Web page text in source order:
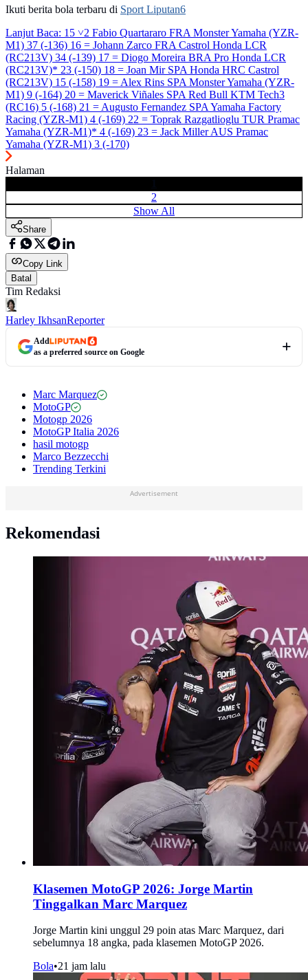
Ikuti berita bola terbaru di Sport Liputan6
Lanjut Baca: 15 ˅2 Fabio Quartararo FRA Monster Yamaha (YZR-
M1) 37 (-136) 16 = Johann Zarco FRA Castrol Honda LCR
(RC213V) 34 (-139) 17 = Diogo Moreira BRA Pro Honda LCR
(RC213V)* 23 (-150) 18 = Joan Mir SPA Honda HRC Castrol
(RC213V) 15 (-158) 19 = Alex Rins SPA Monster Yamaha (YZR-
M1) 9 (-164) 20 = Maverick Viñales SPA Red Bull KTM Tech3
(RC16) 5 (-168) 21 = Augusto Fernandez SPA Yamaha Factory
Racing (YZR-M1) 4 (-169) 22 = Toprak Razgatlioglu TUR Pramac
Yamaha (YZR-M1)* 4 (-169) 23 = Jack Miller AUS Pramac
Yamaha (YZR-M1) 3 (-170)
Halaman
2
Show All
Share
Copy Link
Batal
Tim Redaksi
Harley IkhsanReporter
Add
as a preferred source on Google
Marc Marquez
MotoGP
Motogp 2026
MotoGP Italia 2026
hasil motogp
Marco Bezzecchi
Trending Terkini
Advertisement
Rekomendasi
Klasemen MotoGP 2026: Jorge Martin
Tinggalkan Marc Marquez
Jorge Martin kini unggul 29 poin atas Marc Marquez, dari
sebelumnya 18 angka, pada klasemen MotoGP 2026.
Bola•21 jam lalu